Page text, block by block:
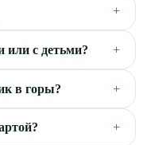
или с детьми?
в горы?